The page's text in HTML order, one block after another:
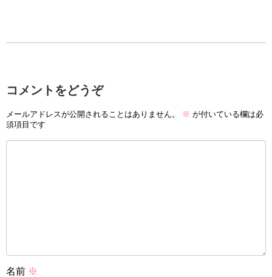
コメントをどうぞ
メールアドレスが公開されることはありません。 ※ が付いている欄は必
須項目です
名前 ※